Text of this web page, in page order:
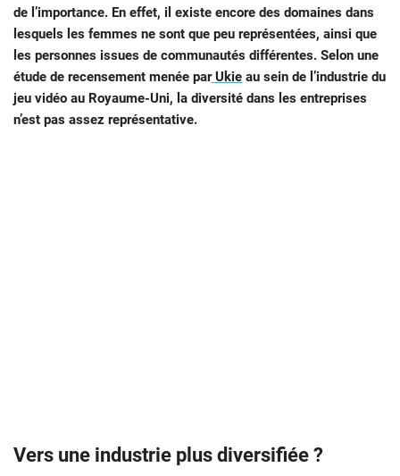
de l’importance. En effet, il existe encore des domaines dans
lesquels les femmes ne sont que peu représentées, ainsi que
les personnes issues de communautés différentes. Selon une
étude de recensement menée parUkie au sein de l’industrie du
jeu vidéo au Royaume-Uni, la diversité dans les entreprises
n’est pas assez représentative.
Vers une industrie plus diversifiée ?